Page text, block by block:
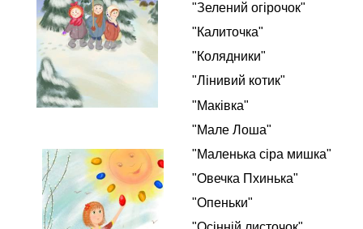
"Зелений огірочок"
"Калиточка"
"Колядники"
"Лінивий котик"
"Маківка"
"Мале Лоша"
"Маленька сіра мишка"
"Овечка Пхинька"
"Опеньки"